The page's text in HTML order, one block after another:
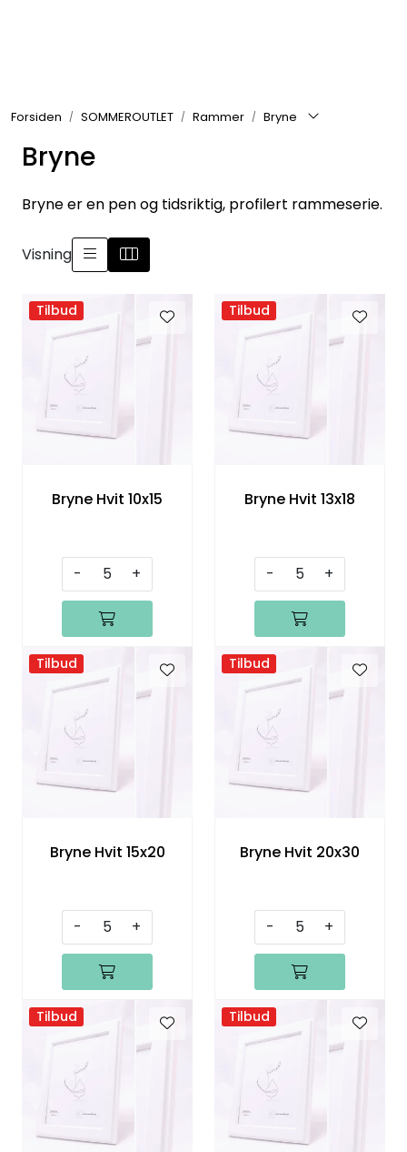
Forsiden SOMMEROUTLET Rammer Bryne
Bryne
Bryne er en pen og tidsriktig, profilert rammeserie.
Visning
Tilbud
Bryne Hvit 10x15
- +
Tilbud
Bryne Hvit 13x18
- +
Tilbud
Bryne Hvit 15x20
- +
Tilbud
Bryne Hvit 20x30
- +
Tilbud Tilbud
Passepartout
Tilbehør til innramming
Glass art
Malerier
Speil